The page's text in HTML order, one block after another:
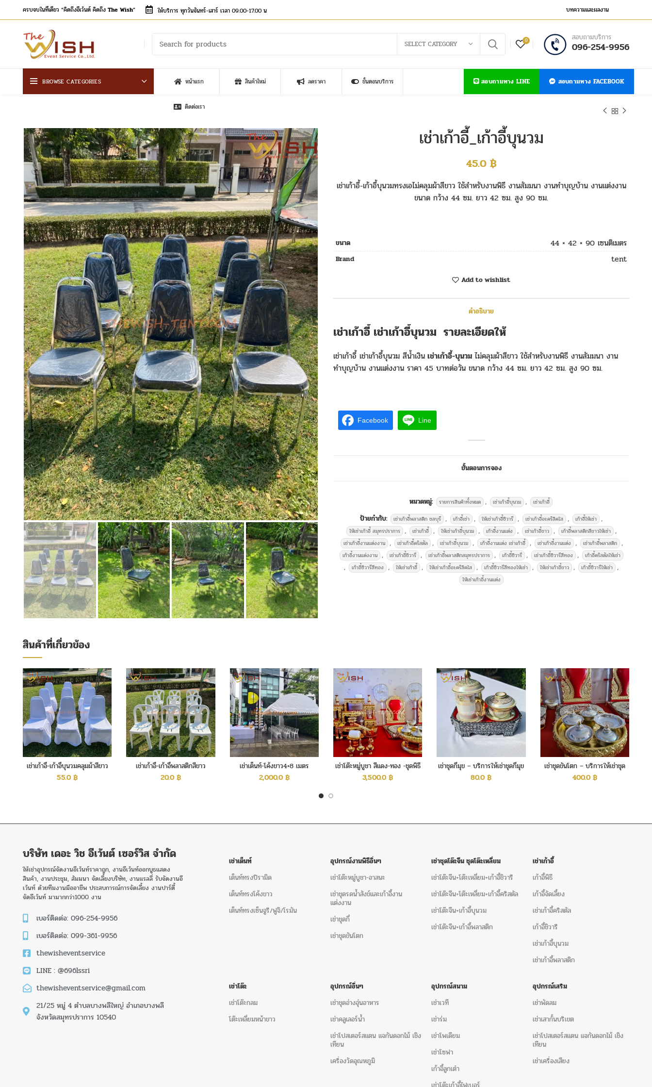
ครบจบในที่เดียว “คิดถึงอีเว้นต์ คิดถึง The Wish” ให้บริการ ทุกวันจันทร์-เสาร์ เวลา 09.00-17.00 น บทความและผลงาน
SELECT CATEGORY 0 สอบถามบริการ
096-254-9956
BROWSE CATEGORIES หน้าแรก สินค้าใหม่ ลดราคา ขั้นตอนบริการ
ติดต่อเรา
สอบถามทาง LINE สอบถามทาง FACEBOOK
เช่าเก้าอี้_เก้าอี้บุนวม
45.0 ฿
เช่าเก้าอี้-เก้าอี้บุนวมทรงเอไม่คลุมผ้าสีขาว ใช้สำหรับงานพิธี งานสัมมนา งานทำบุญบ้าน งานแต่งงาน
ขนาด กว้าง 44 ซม. ยาว 42 ซม. สูง 90 ซม.
ขนาด 44 × 42 × 90 เซนติเมตร
Brand tent
Add to wishlist
คำอธิบาย
เช่าเก้าอี้ เช่าเก้าอี้บุนวม รายละเอียดให้
เช่าเก้าอี้ เช่าเก้าอี้บุนวม สีน้ำเงิน เช่าเก้าอี้-บุนวม ไม่คลุมผ้าสีขาว ใช้สำหรับงานพิธี งานสัมมนา งาน
ทำบุญบ้าน งานแต่งงาน ราคา 45 บาทต่อวัน ขนาด กว้าง 44 ซม. ยาว 42 ซม. สูง 90 ซม.
Facebook Line
สำหรับงานพิธี งานสัมมนา งาน
ทำบุญบ้าน งานแต่งงาน ราคา
45 บาทต่อวัน และบริการให้เช่า
ชุดรดน้ำสังข์ พัดลมไอเย็น พัดลม
ไอน้ำ เต็นท์ โต๊ะจีน โต๊ะเหลี่ยมหน้า
ขาว เก้าอี้ เก้าอี้ชิวารีเก้าอี้
สังข์
เช่าโต๊ะ เช่าโต๊ะเหลี่ยมหน้า
ขาว
เช่าพัดลม
เช่าโต๊ะจีน+เก้าอี้บุนวม เช่าโต๊ะ
จีน+เก้าอี้คริสตัล เช่าโต๊ะจีน+เก้าอี้ชิ
วารี
เช่าโต๊ะจีน+เก้าอี้พลาสติก เช่า
โต๊ะกลม
เช่าเต็นท์ทรงปิรามิด
เต็นท์ทรงโค้งขาว
เต็นท์ทรงเซ็นจูรี
The Wish Event Service เช่าเต็นท์ และอุปกรณ์จัดงานเลี้ยงครบวงจร
เราให้บริการ เช่าเต็นท์ และอุปกรณ์จัดงานเลี้ยงครบวงจร และบริการให้คำปรึกษาโดยผู้มี
ติดตามอัปเดตผลงานในเพจ FACEbook
เช่าเก้าอี้-บุนวมให้เช่าเก้าอี้หลุยส์ เก้าอี้หลุยส์ให้เช่า, ชุดเก้าอี้หลุยส์ให้เช่า, ให้เช่าชุดเก้าอี้หลุยส์
เชาชุดโซฟาหลุยส์, ชุดโซฟาหลุยส์ให้เช่า, ให้เช่าหลุยส์ สมุทรปราการ
ให้เช่าชุดโซฟาหลุยส์
ชลบุรี,
หลุยส์ให้เช่า
สามารถติดต่อสั่งจอง เช่าเก้าอี้-บุนวม ได้โดยตรงหรือส่งรายละเอียดให้เราผ่านทาง
อีเมล์
2. แจ้งรายละเอียดเพื่อทำใบเสนอราคา อาทิ
สินค้าที่ต้องการพร้อมระบุจำนวน
สถานที่ติดตั้ง (เพื่อทำการประเมินค่าขนส่ง)
วันที่ใช้งานพร้อมเวลาที่สามารถเขาติดตั้ง/รื้อถอน
ชื่อเบอร์โทรติดต่อกลับ(ผู้ประสานงาน)
ขั้นตอนการจอง
หมวดหมู่: รายการสินค้าทั้งหมด , เช่าเก้าอี้บุนวม , เช่าเก้าอี้
ป้ายกำกับ: เช่าเก้าอี้พลาสติก ชลบุรี , เก้าอี้เช่า , ให้เช่าเก้าอี้ชิวารี , เช่าเก้าอี้อะคริลิคใส , เก้าอี้ให้เช่า ,
ให้เช่าเก้าอี้ สมุทรปราการ , เช่าเก้าอี้ , ให้เช่าเก้าอี้บุนวม , เก้าอี้งานแต่ง , เช่าเก้าอี้ขาว , เก้าอี้พลาสติกสีขาวให้เช่า ,
เช่าเก้าอี้งานแต่งงาน , เช่าเก้าอี้คริสตัล , เช่าเก้าอี้บุนวม , เก้าอี้งานแต่ง เช่าเก้าอี้ , เช่าเก้าอี้งานแต่ง , เช่าเก้าอี้พลาสติก ,
เก้าอี้งานแต่งงาน , เช่าเก้าอี้ชิวารี , เช่าเก้าอี้พลาสติกสมุทรปราการ , เก้าอี้ชิวารี , เช่าเก้าอี้ชิวารีสีทอง , เก้าอี้คริสตัลให้เช่า
, เก้าอี้ชิวารีสีทอง , ให้เช่าเก้าอี้ , ให้เช่าเก้าอี้อะคริลิคใส , เก้าอี้ชิวารีสีทองให้เช่า , ให้เช่าเก้าอี้ขาว , เก้าอี้ชิวารีให้เช่า ,
ให้เช่าเก้าอี้งานแต่ง
สินค้าที่เกี่ยวข้อง
เช่าเก้าอี้-เก้าอี้บุนวมคลุมผ้าสีขาว
55.0฿
เช่าเก้าอี้-เก้าอี้พลาสติกสีขาว
20.0 ฿
เช่าเต็นท์-โค้งขาว4×8 เมตร
2,000.0 ฿
เช่าโต๊ะหมู่บูชา สีแดง-ทอง -ชุดพิธี
สงฆ์
3,500.0฿
เช่าชุดกี๋มุข – บริการให้เช่าชุดกี๋มุข
80.0฿
เช่าชุดขันโตก – บริการให้เช่าชุด
ขันโตก
400.0 ฿
บริษัท เดอะ วิช อีเว้นต์ เซอร์วิส จำกัด
ให้เช่าอุปกรณ์จัดงานอีเว้นท์ราคาถูก, งานอีเว้นท์ออกบูธแสดง
สินค้า, งานประชุม, สัมมนา จัดเลี้ยงบริษัท, งานแรลลี่ รับจัดงานอี
เว้นท์ ด้วยทีมงานมืออาชีพ ประสบการณ์การจัดเลี้ยง งานปาร์ตี้
จัดอีเว้นท์ มามากกว่า1000 งาน
เบอร์ติดต่อ: 096-254-9956
เบอร์ติดต่อ: 099-361-9956
thewisheventservice
LINE : @696lssri
thewisheventservice@gmail.com
21/25 หมู่ 4 ตำบลบางพลีใหญ่ อำเภอบางพลี
จังหวัดสมุทรปราการ 10540
เช่าเต็นท์
เต็นท์ทรงปิรามิด
เต็นท์ทรงโค้งขาว
เต็นท์ทรงเซ็นจูรี/ฟูจิ/โรมัน
อุปกรณ์งานพิธีอิ่นๆ
เช่าโต๊ะหมู่บูชา-อาสนะ
เช่าชุดรดน้ำสังข์และเก้าอี้งาน
แต่งงาน
เช่าชุดกี๋
เช่าชุดขันโตก
เช่าชุดโต๊ะจีน ชุดโต๊ะเหลี่ยม
เช่าโต๊ะจีน+โต๊ะเหลี่ยม+เก้าอี้ชิวารี
เช่าโต๊ะจีน+โต๊ะเหลี่ยม+เก้าอี้คริสตัล
เช่าโต๊ะจีน+เก้าอี้บุนวม
เช่าโต๊ะจีน+เก้าอี้พลาสติก
เช่าเก้าอี้
เก้าอี้พิธี
เก้าอี้จัดเลี้ยง
เช่าเก้าอี้คริสตัล
เก้าอี้ชิวารี
เช่าเก้าอี้บุนวม
เช่าเก้าอี้พลาสติก
เช่าโต๊ะ
เช่าโต๊ะกลม
โต๊ะเหลี่ยมหน้าขาว
อุปกรณ์อิ่นๆ
เช่าชุดอ่างอุ่นอาหาร
เช่าคลูเลอร์น้ำ
เช่าโปสเตอร์สแตน แจกันดอกไม้ เชิง
เทียน
เครื่องวัดอุณหภูมิ
อุปกรณ์สนาม
เช่าเวที
เช่าร่ม
เช่าโพเดียม
เช่าโซฟา
เก้าอี้ลูกเต๋า
อุปกรณ์เสริม
เช่าพัดลม
เช่าเสากั้นบริเขต
เช่าโปสเตอร์สแตน แจกันดอกไม้ เชิง
เทียน
เช่าเครื่องเสียง